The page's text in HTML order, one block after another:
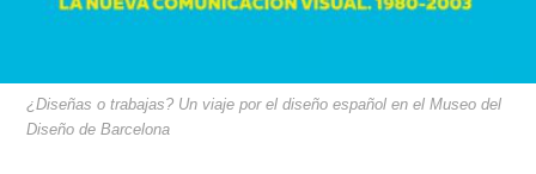
¿Diseñas o trabajas? Un viaje por el diseño español en el Museo del
Diseño de Barcelona